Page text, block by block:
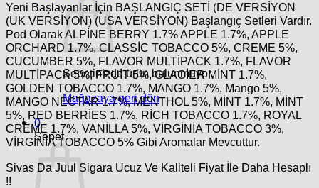
Sepetinizde ürün bulunmuyor.
Mağazaya geri dön
0
Sepet
Yeni Başlayanlar İçin BAŞLANGIÇ SETİ (DE VERSİYON
(UK VERSİYON) (USA VERSİYON) Başlangıç Setleri Vardır.
Pod Olarak ALPİNE BERRY 1.7% APPLE 1.7%, APPLE
ORCHARD 1.7%, CLASSİC TOBACCO 5%, CREME 5%,
CUCUMBER 5%, FLAVOR MULTİPACK 1.7%, FLAVOR
MULTİPACK 5%, FRUİT 5%, GLACİER MİNT 1.7%,
GOLDEN TOBACCO 1.7%, MANGO 1.7%, Mango 5%,
MANGO NECTAR 1.7%, MENTHOL 5%, MİNT 1.7%, MİNT
5%, RED BERRİES 1.7%, RİCH TOBACCO 1.7%, ROYAL
CRÈME 1.7%, VANİLLA 5%, VİRGİNİA TOBACCO 3%,
VİRGİNİA TOBACCO 5% Gibi Aromalar Mevcuttur.
Sivas Da Juul Sigara Ucuz Ve Kaliteli Fiyat İle Daha Hesaplı
!!